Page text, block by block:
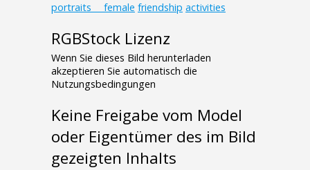
portraits___female friendship activities
RGBStock Lizenz
Wenn Sie dieses Bild herunterladen
akzeptieren Sie automatisch die
Nutzungsbedingungen
Keine Freigabe vom Model
oder Eigentümer des im Bild
gezeigten Inhalts